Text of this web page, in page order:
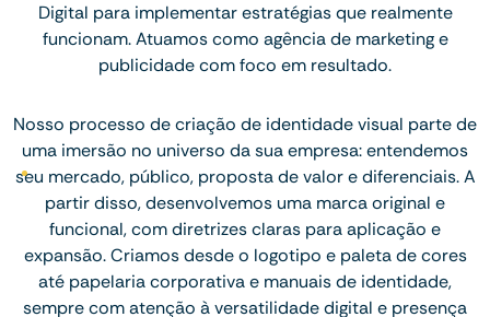
Digital para implementar estratégias que realmente
funcionam. Atuamos como agência de marketing e
publicidade com foco em resultado.
Nosso processo de criação de identidade visual parte de
uma imersão no universo da sua empresa: entendemos
seu mercado, público, proposta de valor e diferenciais. A
partir disso, desenvolvemos uma marca original e
funcional, com diretrizes claras para aplicação e
expansão. Criamos desde o logotipo e paleta de cores
até papelaria corporativa e manuais de identidade,
sempre com atenção à versatilidade digital e presença